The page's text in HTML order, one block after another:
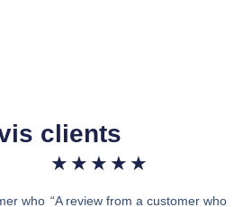
clients
who
★ ★ ★ ★ ★
“A review from a customer who